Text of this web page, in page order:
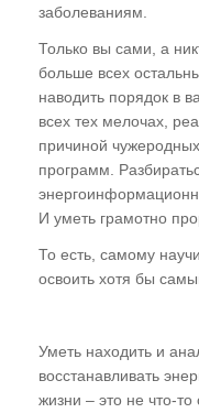
заболеваниям.
Только вы сами, а
больше всех
наводить порядок в
всех тех мелочах,
причиной
программ.
И уметь грамотно
То есть, самому
освоить хотя бы
Уметь находить и
восстанавливать
жизни – это не что-